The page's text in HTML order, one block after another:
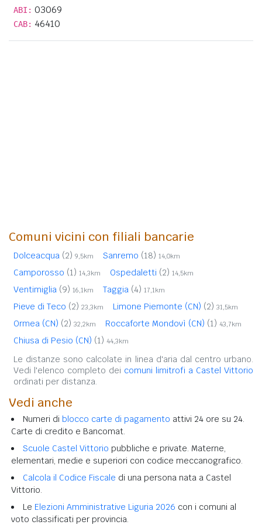
ABI: 03069
CAB: 46410
Comuni vicini con filiali bancarie
Dolceacqua (2) 9,5km Sanremo (18) 14,0km
Camporosso (1) 14,3km Ospedaletti (2) 14,5km
Ventimiglia (9) 16,1km Taggia (4) 17,1km
Pieve di Teco (2) 23,3km Limone Piemonte (CN) (2) 31,5km
Ormea (CN) (2) 32,2km Roccaforte Mondovì (CN) (1) 43,7km
Chiusa di Pesio (CN) (1) 44,3km
Le distanze sono calcolate in linea d'aria dal centro urbano.
Vedi l'elenco completo dei comuni limitrofi a Castel Vittorio
ordinati per distanza.
Vedi anche
Numeri di blocco carte di pagamento attivi 24 ore su 24.
Carte di credito e Bancomat.
Scuole Castel Vittorio pubbliche e private. Materne,
elementari, medie e superiori con codice meccanografico.
Calcola il Codice Fiscale di una persona nata a Castel
Vittorio.
Le Elezioni Amministrative Liguria 2026 con i comuni al
voto classificati per provincia.